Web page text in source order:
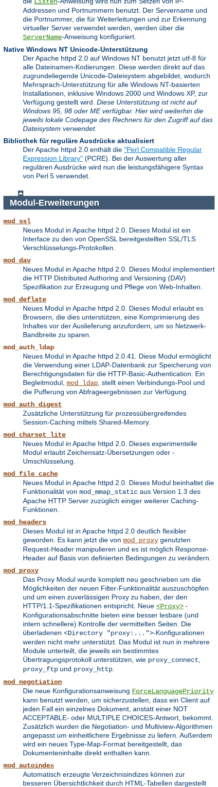
Addressen und Portnummern benutzt. Der Servername und
die Portnummer, die für Weiterleitungen und zur Erkennung
virtueller Server verwendet werden, werden über die
ServerName-Anweisung konfiguriert.
Native Windows NT Unicode-Unterstützung
Der Apache httpd 2.0 auf Windows NT benutzt jetzt utf-8 für
alle Dateinamen-Kodierungen. Diese werden direkt auf das
zugrundeliegende Unicode-Dateisystem abgebildet, wodurch
Mehrsprach-Unterstützung für alle Windows NT-basierten
Installationen, inklusive Windows 2000 und Windows XP, zur
Verfügung gestellt wird. Diese Unterstützung ist nicht auf
Windows 95, 98 oder ME verfügbar. Hier wird weiterhin die
jeweils lokale Codepage des Rechners für den Zugriff auf das
Dateisystem verwendet.
Bibliothek für reguläre Ausdrücke aktualisiert
Der Apache httpd 2.0 enthält die "Perl Compatible Regular
Expression Library" (PCRE). Bei der Auswertung aller
regulären Ausdrücke wird nun die leistungsfähigere Syntax
von Perl 5 verwendet.
Modul-Erweiterungen
mod_ssl
Neues Modul in Apache httpd 2.0. Dieses Modul ist ein
Interface zu den von OpenSSL bereitgestellten SSL/TLS
Verschlüsselungs-Protokollen.
mod_dav
Neues Modul in Apache httpd 2.0. Dieses Modul implementiert
die HTTP Distributed Authoring and Versioning (DAV)
Spezifikation zur Erzeugung und Pflege von Web-Inhalten.
mod_deflate
Neues Modul in Apache httpd 2.0. Dieses Modul erlaubt es
Browsern, die dies unterstützen, eine Komprimierung des
Inhaltes vor der Auslieferung anzufordern, um so Netzwerk-
Bandbreite zu sparen.
mod_auth_ldap
Neues Modul in Apache httpd 2.0.41. Diese Modul ermöglicht
die Verwendung einer LDAP-Datenbank zur Speicherung von
Berechtigungsdaten für die HTTP-Basic-Authentication. Ein
Begleitmodul, mod_ldap, stellt einen Verbindungs-Pool und
die Pufferung von Abfrageergebnissen zur Verfügung.
mod_auth_digest
Zusätzliche Unterstützung für prozessübergreifendes
Session-Caching mittels Shared-Memory.
mod_charset_lite
Neues Modul in Apache httpd 2.0. Dieses experimentelle
Modul erlaubt Zeichensatz-Übersetzungen oder -
Umschlüsselung.
mod_file_cache
Neues Modul in Apache httpd 2.0. Dieses Modul beinhaltet die
Funktionalität von mod_mmap_static aus Version 1.3 des
Apache HTTP Server zuzüglich einiger weiterer Caching-
Funktionen.
mod_headers
Dieses Modul ist in Apache httpd 2.0 deutlich flexibler
geworden. Es kann jetzt die von mod_proxy genutzten
Request-Header manipulieren und es ist möglich Response-
Header auf Basis von definierten Bedingungen zu verändern.
mod_proxy
Das Proxy Modul wurde komplett neu geschrieben um die
Möglichkeiten der neuen Filter-Funktionalität auszuschöpfen
und um einen zuverlässigen Proxy zu haben, der den
HTTP/1.1-Spezifikationen entspricht. Neue <Proxy> -
Konfigurationsabschnitte bieten eine besser lesbare (und
intern schnellere) Kontrolle der vermittelten Seiten. Die
überladenen <Directory "proxy:...">-Konfigurationen
werden nicht mehr unterstützt. Das Modul ist nun in mehrere
Module unterteilt, die jeweils ein bestimmtes
Übertragungsprotokoll unterstützen, wie proxy_connect,
proxy_ftp und proxy_http.
mod_negotiation
Die neue Konfigurationsanweisung ForceLanguagePriority
kann benutzt werden, um sicherzustellen, dass ein Client auf
jeden Fall ein einzelnes Dokument, anstatt einer NOT
ACCEPTABLE- oder MULTIPLE CHOICES-Antwort, bekommt.
Zusätzlich wurden die Negotiation- und Multiview-Algorithmen
angepasst um einheitlichere Ergebnisse zu liefern. Außerdem
wird ein neues Type-Map-Format bereitgestellt, das
Dokumenteninhalte direkt enthalten kann.
mod_autoindex
Automatisch erzeugte Verzeichnisindizes können zur
besseren Übersichtlichkeit durch HTML-Tabellen dargestellt